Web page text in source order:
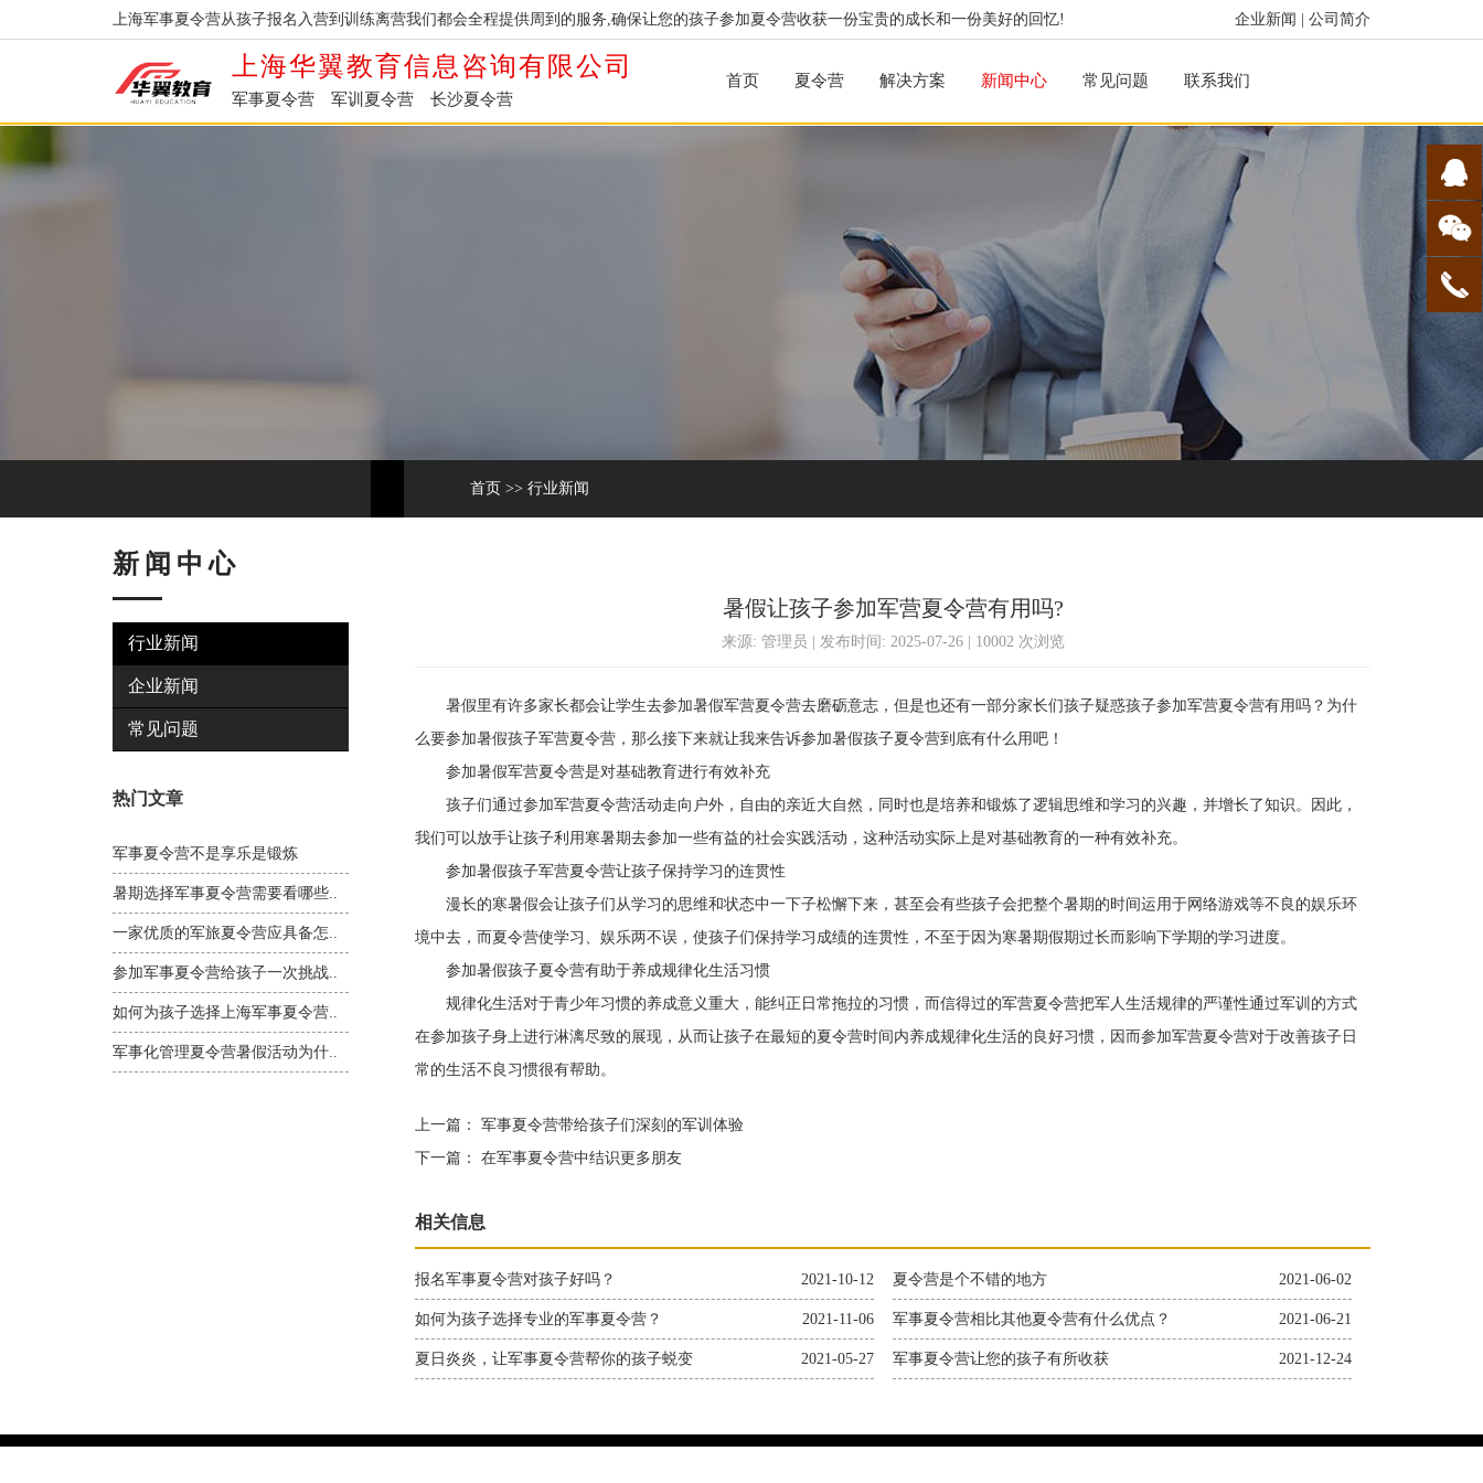
企业新闻 公司简介
上海军事夏令营从孩子报名入营到训练离营我们都会全程提供周到的服务,确保让您的孩子参加夏令营收获一份宝贵的成长和一份美好的回忆!
上海华翼教育信息咨询有限公司
军事夏令营 军训夏令营 长沙夏令营
首页 夏令营 解决方案 新闻中心 常见问题 联系我们
首页 >> 行业新闻
新闻中心
行业新闻
企业新闻
常见问题
热门文章
军事夏令营不是享乐是锻炼
暑期选择军事夏令营需要看哪些..
一家优质的军旅夏令营应具备怎..
参加军事夏令营给孩子一次挑战..
如何为孩子选择上海军事夏令营..
军事化管理夏令营暑假活动为什..
暑假让孩子参加军营夏令营有用吗?
来源: 管理员 | 发布时间: 2025-07-26 | 10002 次浏览
暑假里有许多家长都会让学生去参加暑假军营夏令营去磨砺意志，但是也还有一部分家长们孩子疑惑孩子参加军营夏令营有用吗？为什
么要参加暑假孩子军营夏令营，那么接下来就让我来告诉参加暑假孩子夏令营到底有什么用吧！
参加暑假军营夏令营是对基础教育进行有效补充
孩子们通过参加军营夏令营活动走向户外，自由的亲近大自然，同时也是培养和锻炼了逻辑思维和学习的兴趣，并增长了知识。因此，
我们可以放手让孩子利用寒暑期去参加一些有益的社会实践活动，这种活动实际上是对基础教育的一种有效补充。
参加暑假孩子军营夏令营让孩子保持学习的连贯性
漫长的寒暑假会让孩子们从学习的思维和状态中一下子松懈下来，甚至会有些孩子会把整个暑期的时间运用于网络游戏等不良的娱乐环
境中去，而夏令营使学习、娱乐两不误，使孩子们保持学习成绩的连贯性，不至于因为寒暑期假期过长而影响下学期的学习进度。
参加暑假孩子夏令营有助于养成规律化生活习惯
规律化生活对于青少年习惯的养成意义重大，能纠正日常拖拉的习惯，而信得过的军营夏令营把军人生活规律的严谨性通过军训的方式
在参加孩子身上进行淋漓尽致的展现，从而让孩子在最短的夏令营时间内养成规律化生活的良好习惯，因而参加军营夏令营对于改善孩子日
常的生活不良习惯很有帮助。
上一篇：
军事夏令营带给孩子们深刻的军训体验
下一篇：
在军事夏令营中结识更多朋友
相关信息
2021-10-12
报名军事夏令营对孩子好吗？ 2021-06-02
夏令营是个不错的地方
2021-11-06
如何为孩子选择专业的军事夏令营？ 2021-06-21
军事夏令营相比其他夏令营有什么优点？
2021-05-27
夏日炎炎，让军事夏令营帮你的孩子蜕变 2021-12-24
军事夏令营让您的孩子有所收获